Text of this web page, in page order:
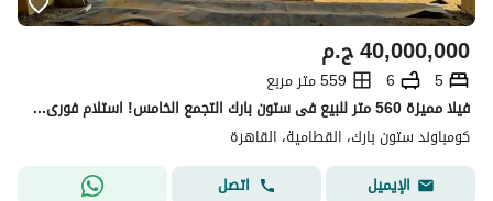
ج.م40,000,000
5
6
559 متر مربع
فيلا مميزة 560 متر للبيع فى ستون بارك التجمع الخامس! استلام فورى ! 4 أدوار ! تطل على فيو مفتوح
كومباوند ستون بارك، القطامية، القاهرة
الإيميل
اتصل